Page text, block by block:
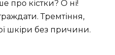
про кістки? О ні!
Тремтіння,
шкіри без причини.